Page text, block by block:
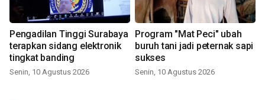
Pengadilan Tinggi Surabaya
terapkan sidang elektronik
tingkat banding
Senin, 10 Agustus 2026
Program "Mat Peci" ubah
buruh tani jadi peternak sapi
sukses
Senin, 10 Agustus 2026